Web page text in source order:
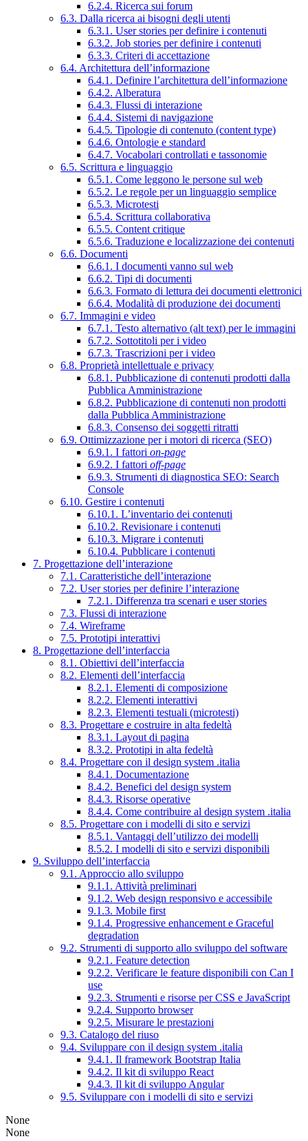
6.2.4. Ricerca sui forum
6.3. Dalla ricerca ai bisogni degli utenti
6.3.1. User stories per definire i contenuti
6.3.2. Job stories per definire i contenuti
6.3.3. Criteri di accettazione
6.4. Architettura dell’informazione
6.4.1. Definire l’architettura dell’informazione
6.4.2. Alberatura
6.4.3. Flussi di interazione
6.4.4. Sistemi di navigazione
6.4.5. Tipologie di contenuto (content type)
6.4.6. Ontologie e standard
6.4.7. Vocabolari controllati e tassonomie
6.5. Scrittura e linguaggio
6.5.1. Come leggono le persone sul web
6.5.2. Le regole per un linguaggio semplice
6.5.3. Microtesti
6.5.4. Scrittura collaborativa
6.5.5. Content critique
6.5.6. Traduzione e localizzazione dei contenuti
6.6. Documenti
6.6.1. I documenti vanno sul web
6.6.2. Tipi di documenti
6.6.3. Formato di lettura dei documenti elettronici
6.6.4. Modalità di produzione dei documenti
6.7. Immagini e video
6.7.1. Testo alternativo (alt text) per le immagini
6.7.2. Sottotitoli per i video
6.7.3. Trascrizioni per i video
6.8. Proprietà intellettuale e privacy
6.8.1. Pubblicazione di contenuti prodotti dalla
Pubblica Amministrazione
6.8.2. Pubblicazione di contenuti non prodotti
dalla Pubblica Amministrazione
6.8.3. Consenso dei soggetti ritratti
6.9. Ottimizzazione per i motori di ricerca (SEO)
6.9.1. I fattori on-page
6.9.2. I fattori off-page
6.9.3. Strumenti di diagnostica SEO: Search
Console
6.10. Gestire i contenuti
6.10.1. L’inventario dei contenuti
6.10.2. Revisionare i contenuti
6.10.3. Migrare i contenuti
6.10.4. Pubblicare i contenuti
7. Progettazione dell’interazione
7.1. Caratteristiche dell’interazione
7.2. User stories per definire l’interazione
7.2.1. Differenza tra scenari e user stories
7.3. Flussi di interazione
7.4. Wireframe
7.5. Prototipi interattivi
8. Progettazione dell’interfaccia
8.1. Obiettivi dell’interfaccia
8.2. Elementi dell’interfaccia
8.2.1. Elementi di composizione
8.2.2. Elementi interattivi
8.2.3. Elementi testuali (microtesti)
8.3. Progettare e costruire in alta fedeltà
8.3.1. Layout di pagina
8.3.2. Prototipi in alta fedeltà
8.4. Progettare con il design system .italia
8.4.1. Documentazione
8.4.2. Benefici del design system
8.4.3. Risorse operative
8.4.4. Come contribuire al design system .italia
8.5. Progettare con i modelli di sito e servizi
8.5.1. Vantaggi dell’utilizzo dei modelli
8.5.2. I modelli di sito e servizi disponibili
9. Sviluppo dell’interfaccia
9.1. Approccio allo sviluppo
9.1.1. Attività preliminari
9.1.2. Web design responsivo e accessibile
9.1.3. Mobile first
9.1.4. Progressive enhancement e Graceful
degradation
9.2. Strumenti di supporto allo sviluppo del software
9.2.1. Feature detection
9.2.2. Verificare le feature disponibili con Can I
use
9.2.3. Strumenti e risorse per CSS e JavaScript
9.2.4. Supporto browser
9.2.5. Misurare le prestazioni
9.3. Catalogo del riuso
9.4. Sviluppare con il design system .italia
9.4.1. Il framework Bootstrap Italia
9.4.2. Il kit di sviluppo React
9.4.3. Il kit di sviluppo Angular
9.5. Sviluppare con i modelli di sito e servizi
None
None